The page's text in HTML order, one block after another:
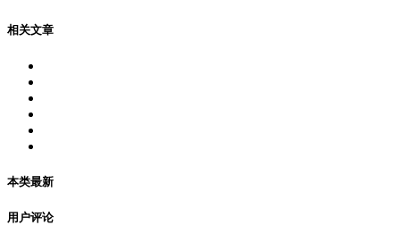
相关文章
本类最新
用户评论